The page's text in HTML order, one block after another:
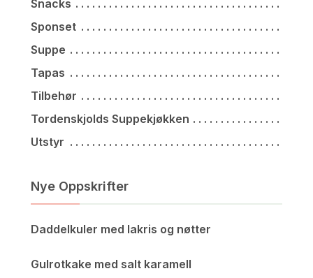
Snacks
Sponset
Suppe
Tapas
Tilbehør
Tordenskjolds Suppekjøkken
Utstyr
Nye Oppskrifter
Daddelkuler med lakris og nøtter
Gulrotkake med salt karamell